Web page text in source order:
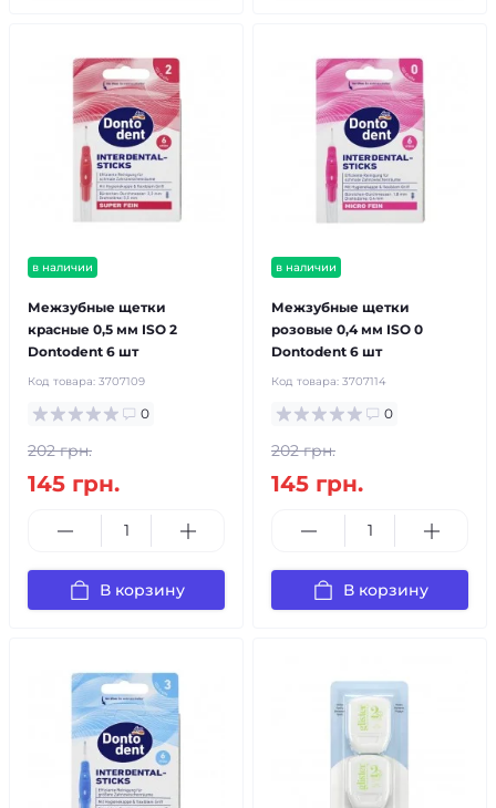
в наличии
Межзубные щетки
красные 0,5 мм ISO 2
Dontodent 6 шт
Код товара: 3707109
0
202 грн.
145 грн.
В корзину
в наличии
Межзубные щетки
розовые 0,4 мм ISO 0
Dontodent 6 шт
Код товара: 3707114
0
202 грн.
145 грн.
В корзину